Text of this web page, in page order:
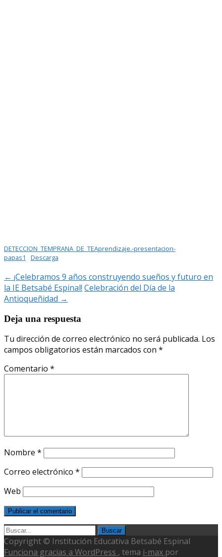
DETECCION_TEMPRANA_DE_TEAprendizaje.-presentacion-
papas1
Descarga
Navegación
de
entradas
← ¡Celebramos 9 años construyendo sueños y futuro en
la IE Betsabé Espinal! Celebración del Día de la
Antioqueñidad →
Deja una respuesta
Tu dirección de correo electrónico no será publicada. Los
campos obligatorios están marcados con *
Comentario *
Nombre *
Correo electrónico *
Web
Buscar
por:
Copyright © Institución Educativa Betsabé Espinal
Funciona gracias a WordPress , tema i-max por